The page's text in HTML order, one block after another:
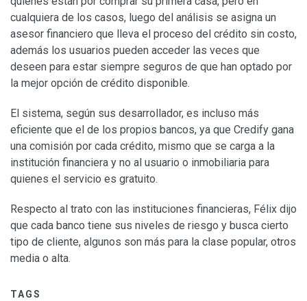
cualquiera de los casos, luego del análisis se asigna un
asesor financiero que lleva el proceso del crédito sin costo,
además los usuarios pueden acceder las veces que
deseen para estar siempre seguros de que han optado por
la mejor opción de crédito disponible.
El sistema, según sus desarrollador, es incluso más
eficiente que el de los propios bancos, ya que Credify gana
una comisión por cada crédito, mismo que se carga a la
institución financiera y no al usuario o inmobiliaria para
quienes el servicio es gratuito.
Respecto al trato con las instituciones financieras, Félix dijo
que cada banco tiene sus niveles de riesgo y busca cierto
tipo de cliente, algunos son más para la clase popular, otros
media o alta.
TAGS